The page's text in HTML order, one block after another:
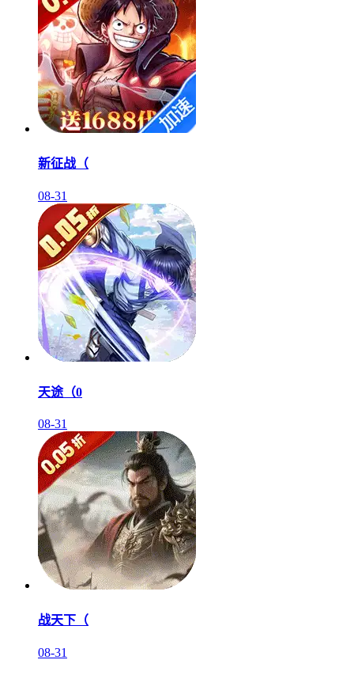
新征战（
08-31
天途（0
08-31
战天下（
08-31